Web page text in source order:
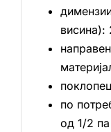
по
од 1/2